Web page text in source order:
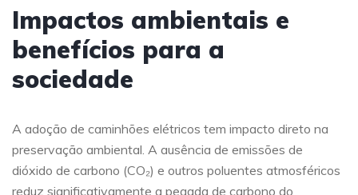
Impactos ambientais e
benefícios para a
sociedade
A adoção de caminhões elétricos tem impacto direto na
preservação ambiental. A ausência de emissões de
dióxido de carbono (CO₂) e outros poluentes atmosféricos
reduz significativamente a pegada de carbono do